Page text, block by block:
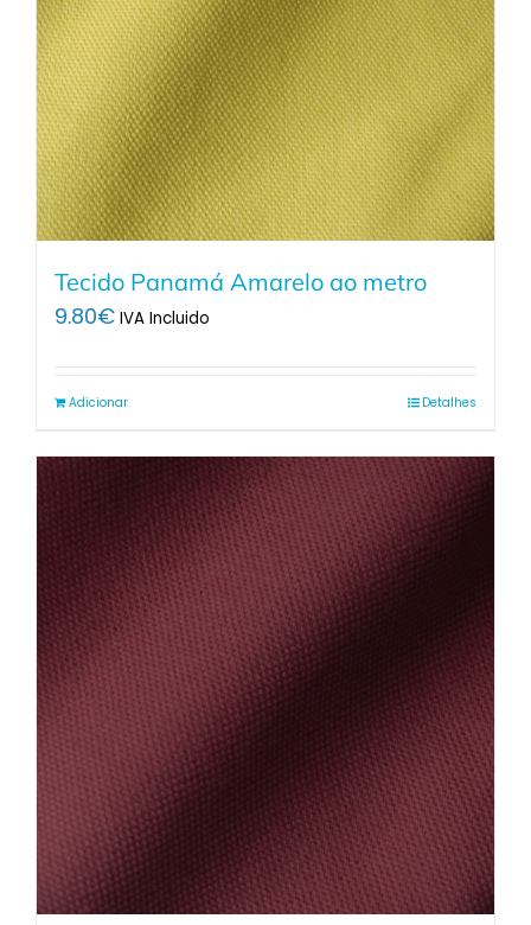
Tecido Panamá Amarelo ao metro
9.80€ IVA Incluido
Adicionar Detalhes